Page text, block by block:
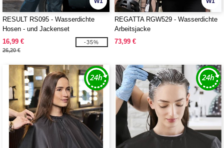
RESULT RS095 - Wasserdichte
Hosen - und Jackenset
16,99 €
26,20 €
-35%
REGATTA RGW529 - Wasserdichte
Arbeitsjacke
73,99 €